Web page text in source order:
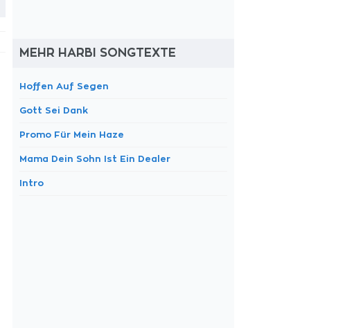
MEHR HARBI SONGTEXTE
Hoffen Auf Segen
Gott Sei Dank
Promo Für Mein Haze
Mama Dein Sohn Ist Ein Dealer
Intro